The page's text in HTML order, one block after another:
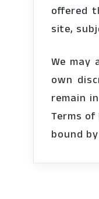
offered
site,
We
own
remain
Terms
bound